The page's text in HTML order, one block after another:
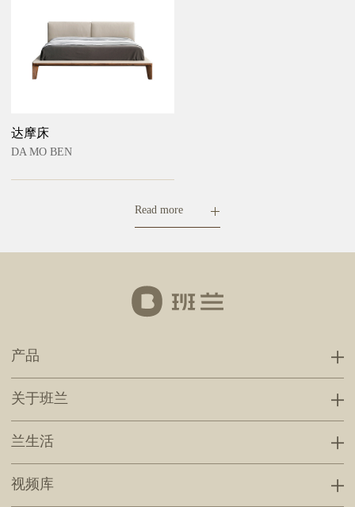
达摩床
DA MO BEN
Read more
产品
关于班兰
兰生活
视频库